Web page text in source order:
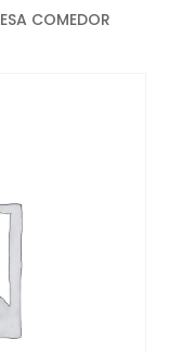
COMEDOR